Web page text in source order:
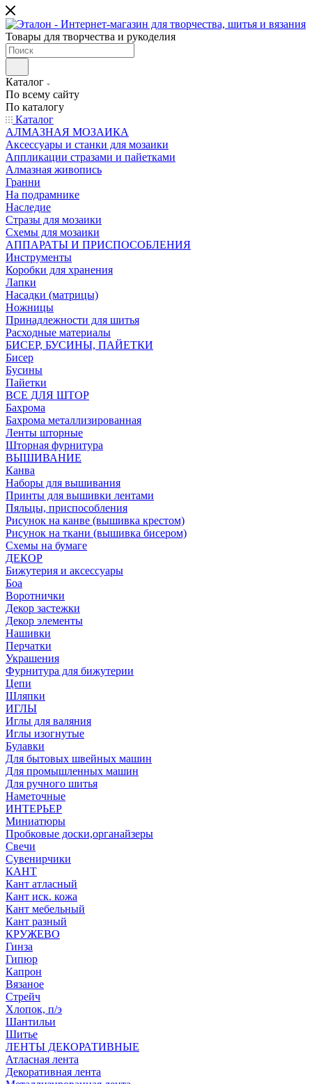
Товары для творчества и рукоделия
Каталог
По всему сайту
По каталогу
Каталог
АЛМАЗНАЯ МОЗАИКА
Аксессуары и станки для мозаики
Аппликации стразами и пайетками
Алмазная живопись
Гранни
На подрамнике
Наследие
Стразы для мозаики
Схемы для мозаики
АППАРАТЫ И ПРИСПОСОБЛЕНИЯ
Инструменты
Коробки для хранения
Лапки
Насадки (матрицы)
Ножницы
Принадлежности для шитья
Расходные материалы
БИСЕР, БУСИНЫ, ПАЙЕТКИ
Бисер
Бусины
Пайетки
ВСЕ ДЛЯ ШТОР
Бахрома
Бахрома металлизированная
Ленты шторные
Шторная фурнитура
ВЫШИВАНИЕ
Канва
Наборы для вышивания
Принты для вышивки лентами
Пяльцы, приспособления
Рисунок на канве (вышивка крестом)
Рисунок на ткани (вышивка бисером)
Схемы на бумаге
ДЕКОР
Бижутерия и аксессуары
Боа
Воротнички
Декор застежки
Декор элементы
Нашивки
Перчатки
Украшения
Фурнитура для бижутерии
Цепи
Шляпки
ИГЛЫ
Иглы для валяния
Иглы изогнутые
Булавки
Для бытовых швейных машин
Для промышленных машин
Для ручного шитья
Наметочные
ИНТЕРЬЕР
Миниатюры
Пробковые доски,органайзеры
Свечи
Сувенирчики
КАНТ
Кант атласный
Кант иск. кожа
Кант мебельный
Кант разный
КРУЖЕВО
Гинза
Гипюр
Капрон
Вязаное
Стрейч
Хлопок, п/э
Шантильи
Шитье
ЛЕНТЫ ДЕКОРАТИВНЫЕ
Атласная лента
Декоративная лента